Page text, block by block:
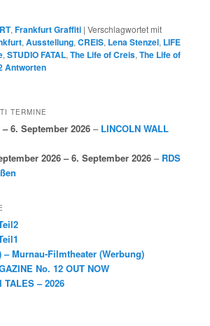
,Frankfurt Graffiti |Verschlagwortet mit
,Ausstellung,CREIS, Lena Stenzel, LIFE
,STUDIO FATAL,The Life of Creis,The Life of
Antworten
TERMINE
– 6. September 2026 – LINCOLN WALL
2026 – 6. September 2026 – RDS
– Murnau-Filmtheater (Werbung)
No. 12 OUT NOW
TALES – 2026